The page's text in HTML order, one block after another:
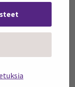
teams-palaverit
vaan voidaan